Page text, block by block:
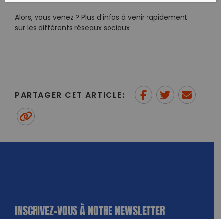
Alors, vous venez ? Plus d’infos à venir rapidement
sur les différents réseaux sociaux
PARTAGER CET ARTICLE:
INSCRIVEZ-VOUS À NOTRE NEWSLETTER